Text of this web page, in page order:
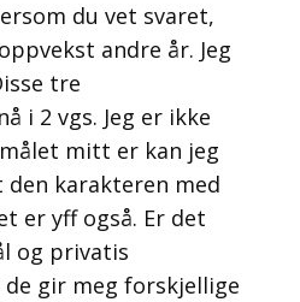
du vet svaret,
andre år. Jeg
tre
i 2 vgs. Jeg er ikke
mitt er kan jeg
karakteren med
er yff også. Er det
og privatis
gir meg forskjellige